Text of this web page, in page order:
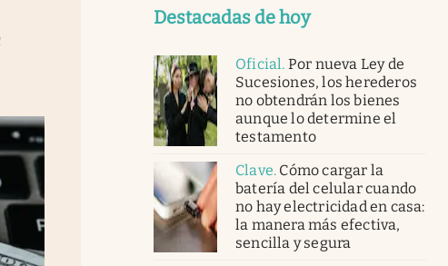
abre en nueva pestaña
Destacadas de hoy
Oficial. Por nueva Ley de
Sucesiones, los herederos
no obtendrán los bienes
aunque lo determine el
testamento
Clave. Cómo cargar la
batería del celular cuando
no hay electricidad en casa:
la manera más efectiva,
sencilla y segura